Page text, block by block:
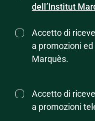
dell’Institut
Accetto di
a promozioni
Marquès.
Accetto di
a promozioni